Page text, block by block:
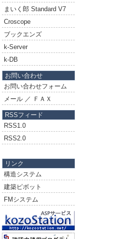
まいく郎 Standard V7
Croscope
ブックエンズ
k-Server
k-DB
お問い合わせ
お問い合わせフォーム
メール ／ ＦＡＸ
RSSフィード
RSS1.0
RSS2.0
リンク
構造システム
建築ピボット
FMシステム